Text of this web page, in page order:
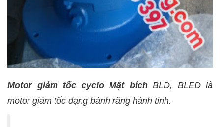
Motor giảm tốc cyclo Mặt bíchBLD, BLED là
motor giảm tốc dạng bánh răng hành tinh.